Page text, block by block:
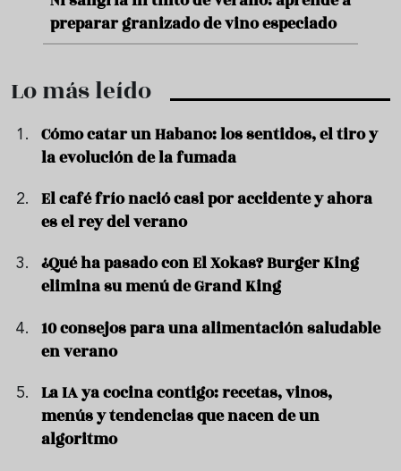
verano
Lo más leído
Cómo catar un Habano: los sentidos, el tiro y
la evolución de la fumada
El café frío nació casi por accidente y ahora
es el rey del verano
¿Qué ha pasado con El Xokas? Burger King
elimina su menú de Grand King
10 consejos para una alimentación saludable
en verano
La IA ya cocina contigo: recetas, vinos,
menús y tendencias que nacen de un
algoritmo